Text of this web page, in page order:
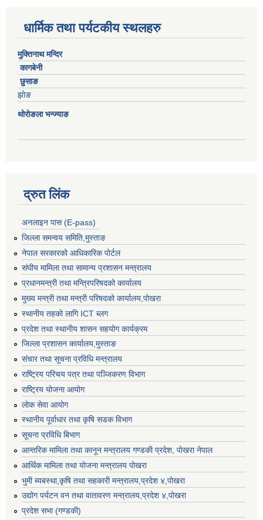
धार्मिक तथा पर्यटकीय स्थलहरु
मुक्तिनाथ मन्दिर
कागबेनी
छुसाङ
झोङ
थोरोङला भन्ज्याङ
द्रुत लिंक
अनलाइन पास (E-pass)
जिल्ला समन्वय समिति,मुस्ताङ
नेपाल सरकारको आधिकारिक पोर्टल
संघीय मामिला तथा सामान्य प्रशासन मन्त्रालय
प्रधानमन्त्री तथा मन्त्रिपरिषदको कार्यालय
मुख्य मन्त्री तथा मन्त्री परिषदको कार्यालय,पोखरा
स्थानीय तहको लागि ICT ब्लग
प्रदेश तथा स्थानीय शासन सहयोग कार्यक्रम
जिल्ला प्रशासन कार्यालय,मुस्ताङ
संचार तथा सूचना प्रविधि मन्त्रालय
राष्ट्रिय परिचय पत्र तथा पञ्जिकरण विभाग
राष्ट्रिय योजना आयोग
लोक सेवा आयोग
स्थानीय पूर्वाधार तथा कृषि सडक विभाग
सूचना प्रविधि बिभाग
आन्तरिक मामिला तथा कानून मन्त्रालय गण्डकी प्रदेश, पाेखरा नेपाल
आर्थिक मामिला तथा योजना मन्त्रालय पोखरा
भुमी ब्यबस्था,कृषि तथा सहकारी मन्त्रालय,प्रदेश ४,पोखरा
उद्योग पर्यटन वन तथा वातावरण मन्त्रालय,प्रदेश ४,पोखरा
प्रदेश सभा (गण्डकी)